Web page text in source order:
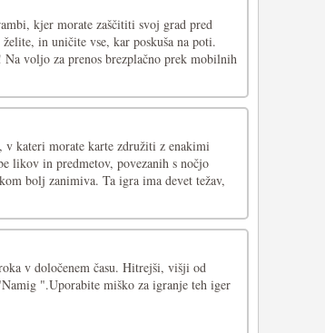
kjer morate zaščititi svoj grad pred
in uničite vse, kar poskuša na poti.
voljo za prenos brezplačno prek mobilnih
v kateri morate karte združiti z enakimi
likov in predmetov, povezanih s nočjo
bolj zanimiva. Ta igra ima devet težav,
v določenem času. Hitrejši, višji od
".Uporabite miško za igranje teh iger